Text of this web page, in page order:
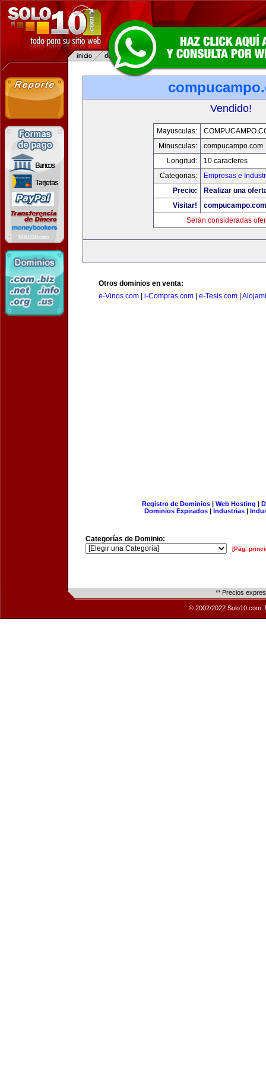
Vendido!
Mayusculas:
Minusculas:
compucampo.com
Longitud:
10 caracteres
Categorias:
Empresas e
Precio:
Realizar una
Visitar!
compucampo.com
Serán consideradas
Otros dominios en venta:
e-Vinos.com
i-Compras.com e-Tesis.com
Registro de Dominios| Web Hosting |
Dominios Expirados | Industrias |
Categorías de Dominio:
[Pág.
** Precios
© 2002/2022 Solo10.com